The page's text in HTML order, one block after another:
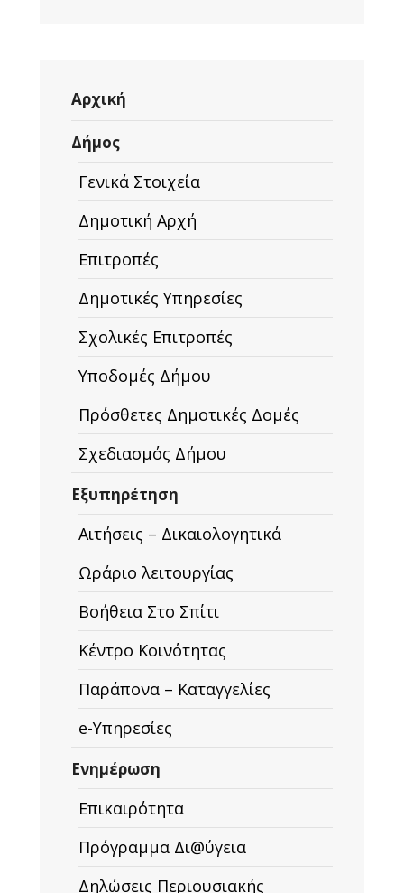
Αρχική
Δήμος
Γενικά Στοιχεία
Δημοτική Αρχή
Επιτροπές
Δημοτικές Υπηρεσίες
Σχολικές Επιτροπές
Υποδομές Δήμου
Πρόσθετες Δημοτικές Δομές
Σχεδιασμός Δήμου
Εξυπηρέτηση
Αιτήσεις – Δικαιολογητικά
Ωράριο λειτουργίας
Βοήθεια Στο Σπίτι
Κέντρο Κοινότητας
Παράπονα – Καταγγελίες
e-Υπηρεσίες
Ενημέρωση
Επικαιρότητα
Πρόγραμμα Δι@ύγεια
Δηλώσεις Περιουσιακής